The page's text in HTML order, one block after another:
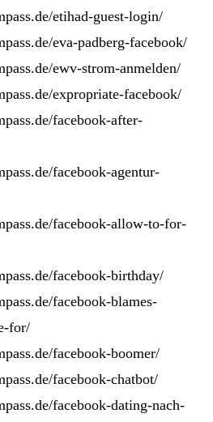
etihad-guest-login/
eva-padberg-facebook/
ewv-strom-anmelden/
expropriate-facebook/
facebook-after-
facebook-agentur-
facebook-allow-to-for-
facebook-birthday/
facebook-blames-
for/
facebook-boomer/
facebook-chatbot/
facebook-dating-nach-